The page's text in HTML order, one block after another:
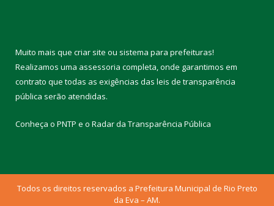
Muito mais que criar site ou sistema para prefeituras!
Realizamos uma assessoria completa, onde garantimos em
contrato que todas as exigências das leis de transparência
pública serão atendidas.
Conheça o PNTP e o Radar da Transparência Pública
Todos os direitos reservados a Prefeitura Municipal de Rio Preto
da Eva – AM.